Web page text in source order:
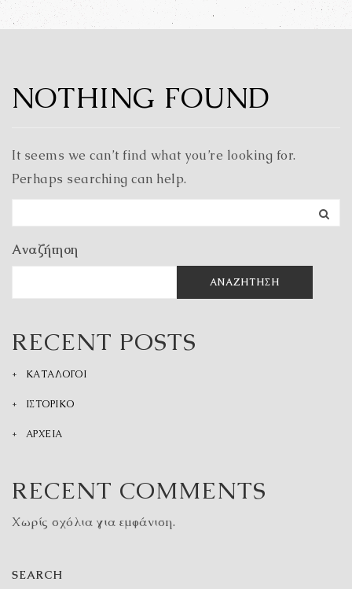
NOTHING FOUND
It seems we can’t find what you’re looking for.
Perhaps searching can help.
Αναζήτηση
ΑΝΑΖΉΤΗΣΗ
RECENT POSTS
ΚΑΤΑΛΟΓΟΙ
ΙΣΤΟΡΙΚΟ
ΑΡΧΕΙΑ
RECENT COMMENTS
Χωρίς σχόλια για εμφάνιση.
SEARCH